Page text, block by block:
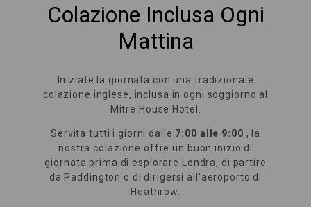
Colazione Inclusa Ogni
Mattina
Iniziate la giornata con una tradizionale
colazione inglese, inclusa in ogni soggiorno al
Mitre House Hotel.
Servita tutti i giorni dalle 7:00 alle 9:00 , la
nostra colazione offre un buon inizio di
giornata prima di esplorare Londra, di partire
da Paddington o di dirigersi all'aeroporto di
Heathrow.